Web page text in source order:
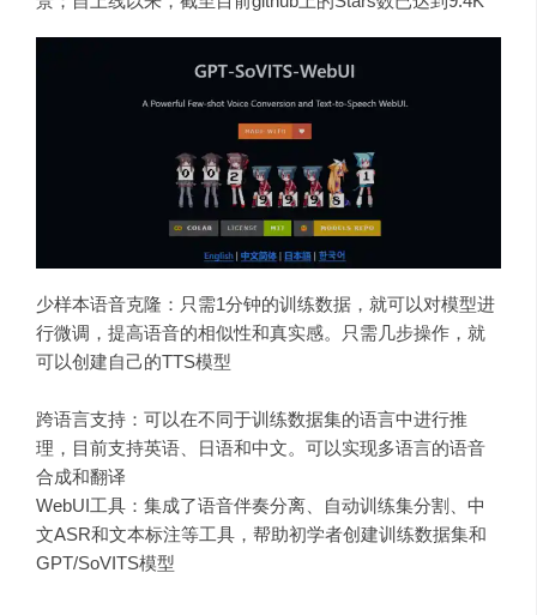
少样本语音克隆：只需1分钟的训练数据，就可以对模型进
行微调，提高语音的相似性和真实感。只需几步操作，就
可以创建自己的TTS模型
跨语言支持：可以在不同于训练数据集的语言中进行推
理，目前支持英语、日语和中文。可以实现多语言的语音
合成和翻译
WebUI工具：集成了语音伴奏分离、自动训练集分割、中
文ASR和文本标注等工具，帮助初学者创建训练数据集和
GPT/SoVITS模型